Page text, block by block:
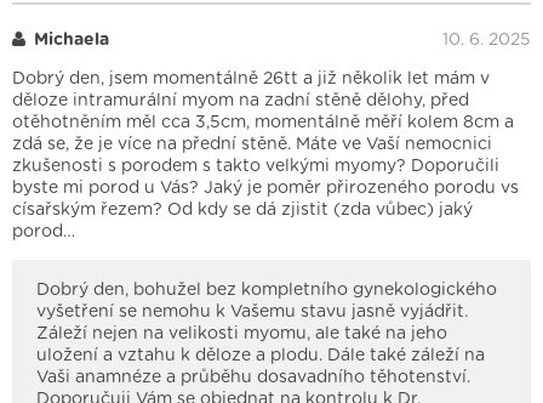
Michaela 10. 6. 2025
Dobrý den, jsem momentálně 26tt a již několik let mám v
děloze intramurální myom na zadní stěně dělohy, před
otěhotněním měl cca 3,5cm, momentálně měří kolem 8cm a
zdá se, že je více na přední stěně. Máte ve Vaší nemocnici
zkušenosti s porodem s takto velkými myomy? Doporučili
byste mi porod u Vás? Jaký je poměr přirozeného porodu vs
císařským řezem? Od kdy se dá zjistit (zda vůbec) jaký
porod…
Dobrý den, bohužel bez kompletního gynekologického
vyšetření se nemohu k Vašemu stavu jasně vyjádřit.
Záleží nejen na velikosti myomu, ale také na jeho
uložení a vztahu k děloze a plodu. Dále také záleží na
Vaši anamnéze a průběhu dosavadního těhotenství.
Doporučuji Vám se objednat na kontrolu k Dr.